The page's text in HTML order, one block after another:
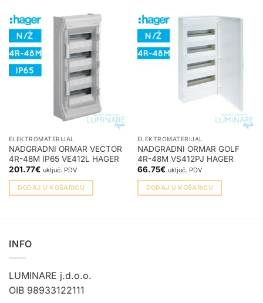
ELEKTROMATERIJAL
NADGRADNI ORMAR VECTOR
4R-48M IP65 VE412L HAGER
201.77€ uključ. PDV
DODAJ U KOŠARICU
ELEKTROMATERIJAL
NADGRADNI ORMAR GOLF
4R-48M VS412PJ HAGER
66.75€ uključ. PDV
DODAJ U KOŠARICU
INFO
LUMINARE j.d.o.o.
OIB 98933122111